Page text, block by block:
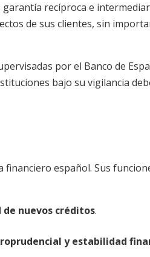
recíproca e
de sus clientes, sin
por el Banco de
bajo su vigilancia
financiero español. Sus
nuevos créditos.
y estabilidad